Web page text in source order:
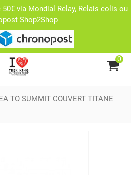
via Mondial Relay, Relais colis ou
Shop2Shop
0
TO SUMMIT COUVERT TITANE